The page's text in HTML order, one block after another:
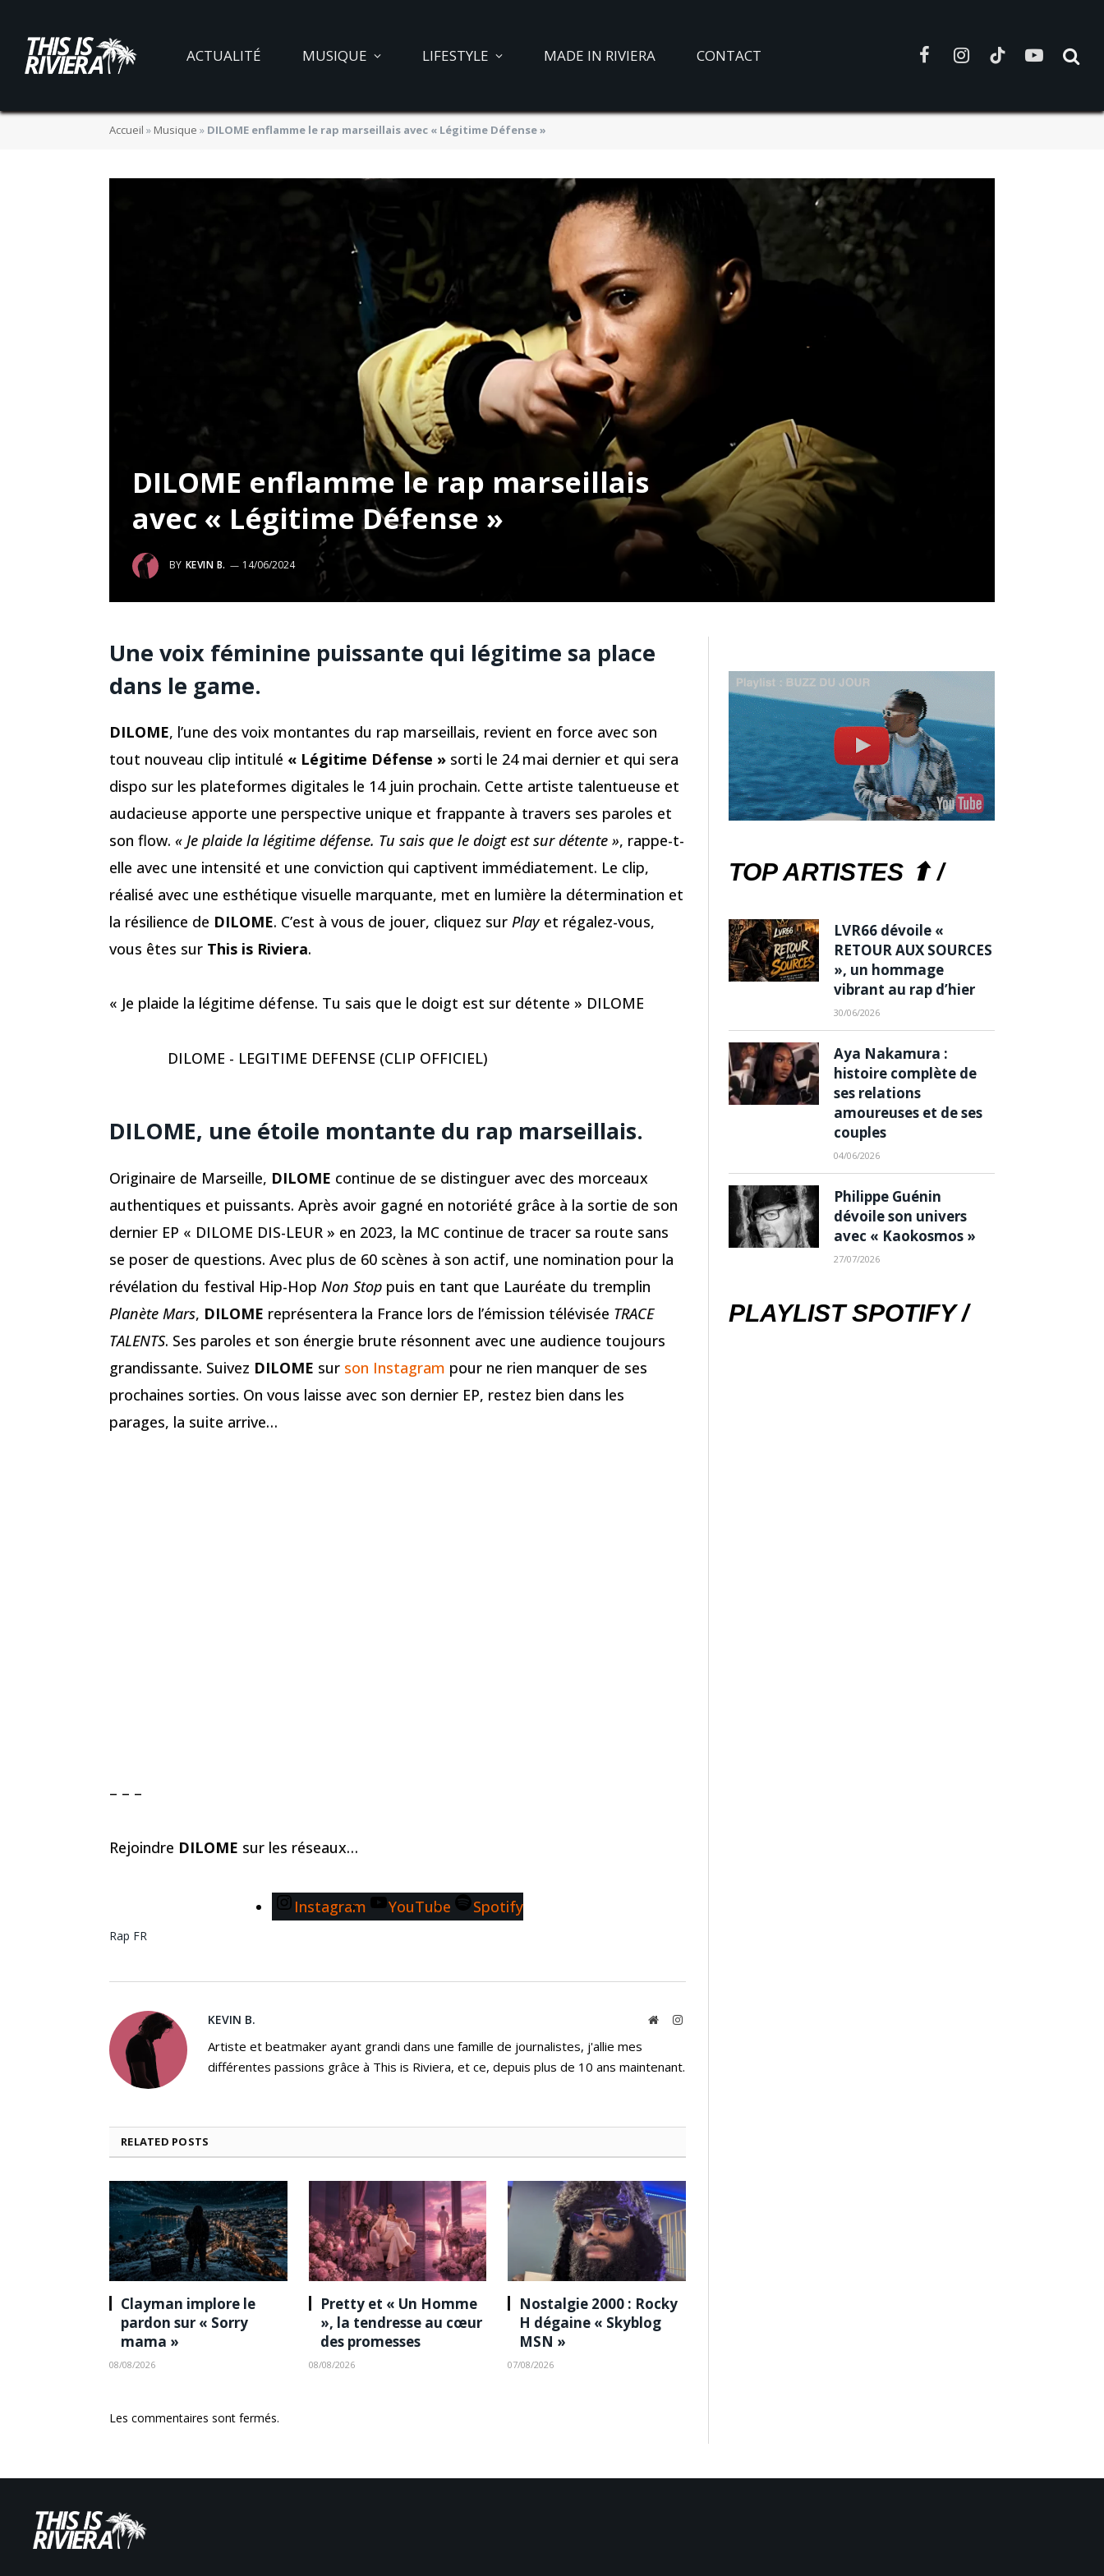
ACTUALITÉ MUSIQUE LIFESTYLE MADE IN RIVIERA CONTACT FacebookInstagramTikTokYouTube
Accueil » Musique » DILOME enflamme le rap marseillais avec « Légitime Défense »
DILOME enflamme le rap marseillais
avec « Légitime Défense »
BY KEVIN B. 14/06/2024
Une voix féminine puissante qui légitime sa place
dans le game.
DILOME, l’une des voix montantes du rap marseillais, revient en force avec son
tout nouveau clip intitulé « Légitime Défense » sorti le 24 mai dernier et qui sera
dispo sur les plateformes digitales le 14 juin prochain. Cette artiste talentueuse et
audacieuse apporte une perspective unique et frappante à travers ses paroles et
son flow. « Je plaide la légitime défense. Tu sais que le doigt est sur détente », rappe-t-
elle avec une intensité et une conviction qui captivent immédiatement. Le clip,
réalisé avec une esthétique visuelle marquante, met en lumière la détermination et
la résilience de DILOME. C’est à vous de jouer, cliquez sur Playet régalez-vous,
vous êtes sur This is Riviera.
« Je plaide la légitime défense. Tu sais que le doigt est sur détente » DILOME
DILOME - LEGITIME DEFENSE (CLIP OFFICIEL)
DILOME, une étoile montante du rap marseillais.
Originaire de Marseille, DILOME continue de se distinguer avec des morceaux
authentiques et puissants. Après avoir gagné en notoriété grâce à la sortie de son
dernier EP « DILOME DIS-LEUR » en 2023, la MC continue de tracer sa route sans
se poser de questions. Avec plus de 60 scènes à son actif, une nomination pour la
révélation du festival Hip-Hop Non Stop puis en tant que Lauréate du tremplin
Planète Mars, DILOME représentera la France lors de l’émission télévisée TRACE
TALENTS. Ses paroles et son énergie brute résonnent avec une audience toujours
grandissante. Suivez DILOME sur son Instagram pour ne rien manquer de ses
prochaines sorties. On vous laisse avec son dernier EP, restez bien dans les
parages, la suite arrive…
– – –
Rejoindre DILOME sur les réseaux…
Instagram YouTube Spotify
Rap FR
KEVIN B. WebsiteInstagram
Artiste et beatmaker ayant grandi dans une famille de journalistes, j'allie mes
différentes passions grâce à This is Riviera, et ce, depuis plus de 10 ans maintenant.
RELATED POSTS
Clayman implore le
pardon sur « Sorry
mama »
08/08/2026
Pretty et « Un Homme
», la tendresse au cœur
des promesses
08/08/2026
Nostalgie 2000 : Rocky
H dégaine « Skyblog
MSN »
07/08/2026
Les commentaires sont fermés.
TOP ARTISTES ⬆ /
LVR66 dévoile «
RETOUR AUX SOURCES
», un hommage
vibrant au rap d’hier
30/06/2026
Aya Nakamura :
histoire complète de
ses relations
amoureuses et de ses
couples
04/06/2026
Philippe Guénin
dévoile son univers
avec « Kaokosmos »
27/07/2026
PLAYLIST SPOTIFY /